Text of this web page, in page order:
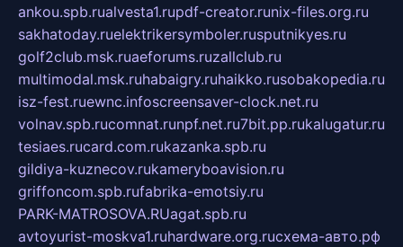
ankou.spb.rualvesta1.rupdf-creator.runix-files.org.ru
sakhatoday.ruelektrikersymboler.rusputnikyes.ru
golf2club.msk.ruaeforums.ruzallclub.ru
multimodal.msk.ruhabaigry.ruhaikko.rusobakopedia.ru
isz-fest.ruewnc.infoscreensaver-clock.net.ru
volnav.spb.rucomnat.runpf.net.ru7bit.pp.rukalugatur.ru
tesiaes.rucard.com.rukazanka.spb.ru
gildiya-kuznecov.rukameryboavision.ru
griffoncom.spb.rufabrika-emotsiy.ru
PARK-MATROSOVA.RUagat.spb.ru
avtoyurist-moskva1.ruhardware.org.ruсхема-авто.рф